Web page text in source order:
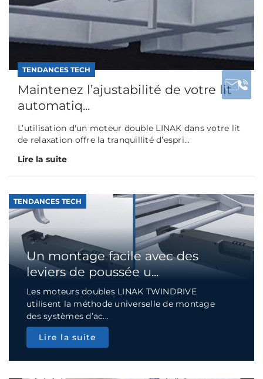
TENDANCES TECH
Maintenez l’ajustabilité de votre lit
automatiq...
L’utilisation d'un moteur double LINAK dans votre lit
de relaxation offre la tranquillité d’espri...
Lire la suite
TENDANCES TECH
Un montage facile avec des
leviers de poussée u...
Les moteurs doubles LINAK TWINDRIVE
utilisent la méthode universelle de montage
des systèmes d’ac...
Lire la suite